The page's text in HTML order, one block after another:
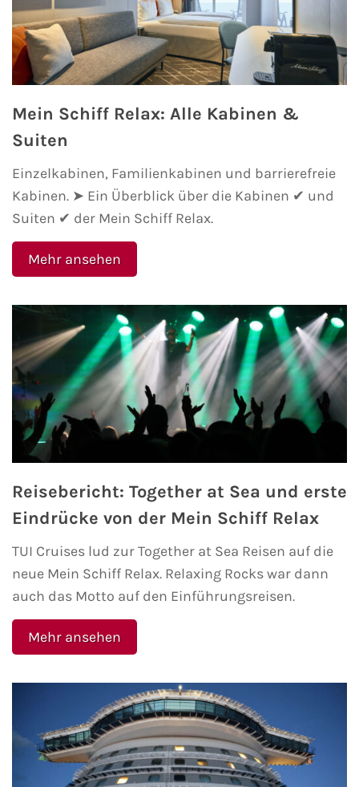
Phoenix Reisen
Hapag-Lloyd Cruises
Cunard Line
Norwegian Cruise Line
Royal Caribbean International
PLANTOURS Kreuzfahrten
Alle Reedereien
Flusskreuzfahrten
A-ROSA Flusskreuzfahrten
VIVA Cruises Flusskreuzfahrten
nicko cruises Flusskreuzfahrten
Plantours Flusskreuzfahrten
1AVista Flusskreuzfahrten
Last Minute Flusskreuzfahrten
Fähre buchen
Color Line
Mein Schiff Relax: Alle Kabinen &
Suiten
Einzelkabinen, Familienkabinen und barrierefreie
Kabinen. ➤ Ein Überblick über die Kabinen ✔ und
Suiten ✔ der Mein Schiff Relax.
Mehr ansehen
Reisebericht: Together at Sea und erste
Eindrücke von der Mein Schiff Relax
TUI Cruises lud zur Together at Sea Reisen auf die
neue Mein Schiff Relax. Relaxing Rocks war dann
auch das Motto auf den Einführungsreisen.
Mehr ansehen